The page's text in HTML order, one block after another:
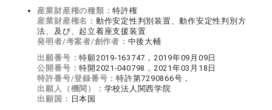
産業財産権の種類：特許権
産業財産権名： 動作安定性判別装置、動作安定性判別方
法、及び、起立着座支援装置
発明者/考案者/創作者： 中後大輔
出願番号：特願2019-163747，2019年09月09日
公開番号：特開2021-040798，2021年03月18日
特許番号/登録番号：特許第7290866号，
出願人（機関）： 学校法人関西学院
出願国： 日本国